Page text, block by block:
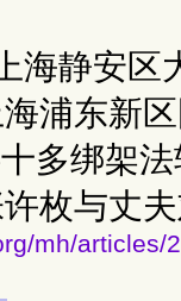
海静安区
浦东新
多绑架
枚与丈
mh/articles/